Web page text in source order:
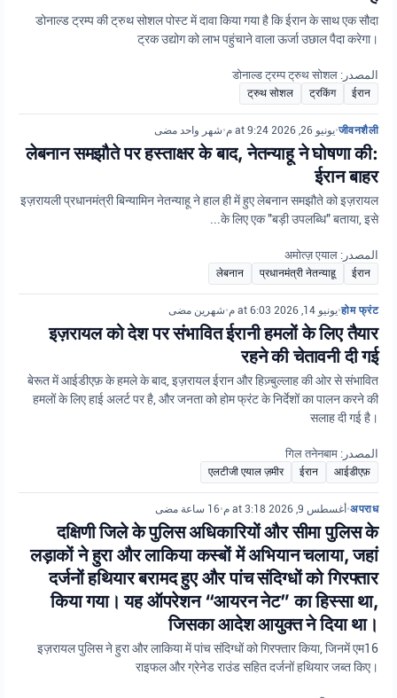
डोनाल्ड ट्रम्प की ट्रुथ सोशल पोस्ट में दावा किया गया है कि ईरान के साथ एक सौदा
ट्रक उद्योग को लाभ पहुंचाने वाला ऊर्जा उछाल पैदा करेगा।
المصدر: डोनाल्ड ट्रम्प ट्रुथ सोशल
ईरान
ट्रकिंग
ट्रुथ सोशल
जीवनशैली
•يونيو 26, 2026 at 9:24 م •شهر واحد مضى
लेबनान समझौते पर हस्ताक्षर के बाद, नेतन्याहू ने घोषणा की:
ईरान बाहर
इज़रायली प्रधानमंत्री बिन्यामिन नेतन्याहू ने हाल ही में हुए लेबनान समझौते को इज़रायल
के लिए एक "बड़ी उपलब्धि" बताया, इसे...
المصدر: अमोत्ज़ एयाल
ईरान
प्रधानमंत्री नेतन्याहू
लेबनान
होम फ्रंट
•يونيو 14, 2026 at 6:03 م •شهرين مضى
इज़रायल को देश पर संभावित ईरानी हमलों के लिए तैयार
रहने की चेतावनी दी गई
बेरूत में आईडीएफ़ के हमले के बाद, इज़रायल ईरान और हिज़्बुल्लाह की ओर से संभावित
हमलों के लिए हाई अलर्ट पर है, और जनता को होम फ्रंट के निर्देशों का पालन करने की
सलाह दी गई है।
المصدر: गिल तनेनबाम
आईडीएफ़
ईरान
एलटीजी एयाल ज़मीर
अपराध
• أغسطس 9, 2026 at 3:18 م •16 ساعة مضى
दक्षिणी जिले के पुलिस अधिकारियों और सीमा पुलिस के
लड़ाकों ने हुरा और लाकिया कस्बों में अभियान चलाया, जहां
दर्जनों हथियार बरामद हुए और पांच संदिग्धों को गिरफ्तार
किया गया। यह ऑपरेशन “आयरन नेट” का हिस्सा था,
जिसका आदेश आयुक्त ने दिया था।
इज़रायल पुलिस ने हुरा और लाकिया में पांच संदिग्धों को गिरफ्तार किया, जिनमें एम16
राइफल और ग्रेनेड राउंड सहित दर्जनों हथियार जब्त किए।